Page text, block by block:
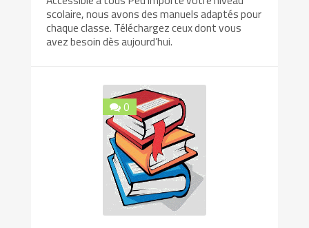
scolaire, nous avons des manuels adaptés pour
chaque classe. Téléchargez ceux dont vous
avez besoin dès aujourd’hui.
0